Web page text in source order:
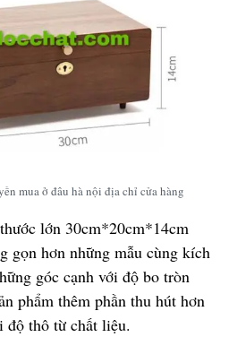
mua ở đâu hà nội địa chỉ cửa hàng
lớn 30cm*20cm*14cm
gọn hơn những mẫu cùng kích
góc cạnh với độ bo tròn
phẩm thêm phần thu hút hơn
thô từ chất liệu.